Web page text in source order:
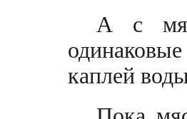
А с
каплей